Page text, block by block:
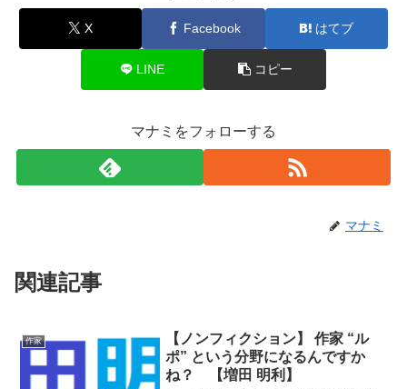
X Facebook はてブ
LINE コピー
マナミをフォローする
マナミ
関連記事
作家
【ノンフィクション】 作家 “ル
ポ” という分野になるんですか
ね？ 【増田 明利】